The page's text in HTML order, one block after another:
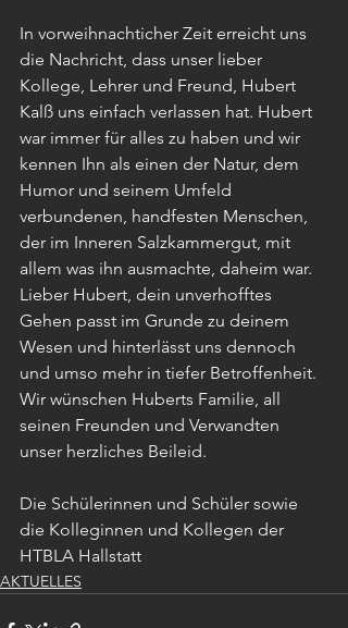
In vorweihnachticher Zeit erreicht uns
die Nachricht, dass unser lieber
Kollege, Lehrer und Freund, Hubert
Kalß uns einfach verlassen hat. Hubert
war immer für alles zu haben und wir
kennen Ihn als einen der Natur, dem
Humor und seinem Umfeld
verbundenen, handfesten Menschen,
der im Inneren Salzkammergut, mit
allem was ihn ausmachte, daheim war.
Lieber Hubert, dein unverhofftes
Gehen passt im Grunde zu deinem
Wesen und hinterlässt uns dennoch
und umso mehr in tiefer Betroffenheit.
Wir wünschen Huberts Familie, all
seinen Freunden und Verwandten
unser herzliches Beileid.
Die Schülerinnen und Schüler sowie
die Kolleginnen und Kollegen der
HTBLA Hallstatt
AKTUELLES